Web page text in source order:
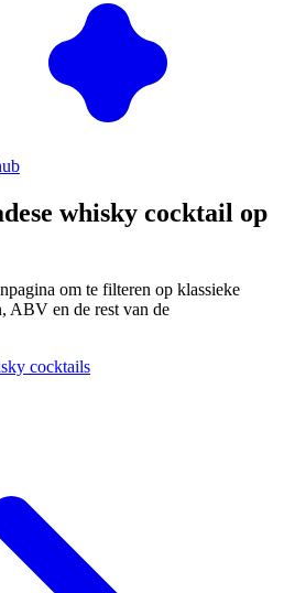
whisky cocktail op
om te filteren op klassieke
ABV en de rest van de
cocktails